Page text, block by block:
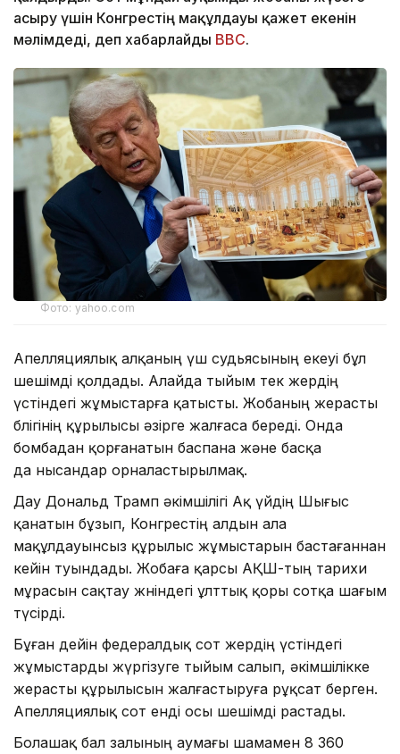
асыру үшін Конгрестің мақұлдауы қажет екенін
мәлімдеді, деп хабарлайды BBC.
Фото: yahoo.com
Апелляциялық алқаның үш судьясының екеуі бұл
шешімді қолдады. Алайда тыйым тек жердің
үстіндегі жұмыстарға қатысты. Жобаның жерасты
бөлігінің құрылысы әзірге жалғаса береді. Онда
бомбадан қорғанатын баспана және басқа
да нысандар орналастырылмақ.
Дау Дональд Трамп әкімшілігі Ақ үйдің Шығыс
қанатын бұзып, Конгрестің алдын ала
мақұлдауынсыз құрылыс жұмыстарын бастағаннан
кейін туындады. Жобаға қарсы АҚШ-тың тарихи
мұрасын сақтау жөніндегі ұлттық қоры сотқа шағым
түсірді.
Бұған дейін федералдық сот жердің үстіндегі
жұмыстарды жүргізуге тыйым салып, әкімшілікке
жерасты құрылысын жалғастыруға рұқсат берген.
Апелляциялық сот енді осы шешімді растады.
Болашақ бал залының аумағы шамамен 8 360